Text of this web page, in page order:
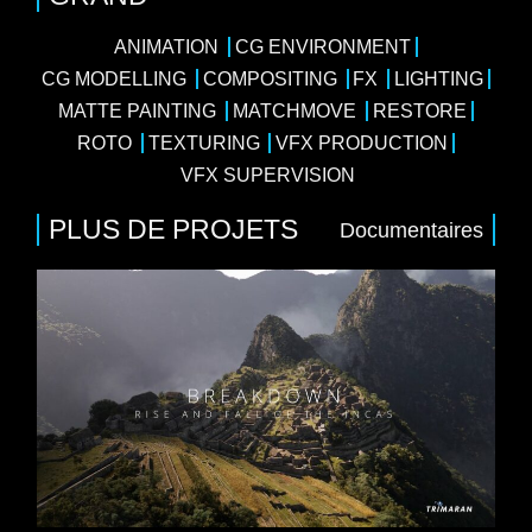
ANIMATION
CG ENVIRONMENT
CG MODELLING
COMPOSITING FX
LIGHTING
MATTE PAINTING
MATCHMOVE
RESTORE
ROTO
TEXTURING
VFX PRODUCTION
VFX SUPERVISION
PLUS DE PROJETS Documentaires
/
Histoire
: Quentin Domart
pour RMCD